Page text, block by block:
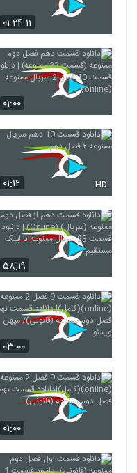
۰۱:۲۴:۱۱
۰۱:۰۰
۰۱:۱۲ HD
۵۸:۱۹
۰۳:۰۰
۰۱:۰۰